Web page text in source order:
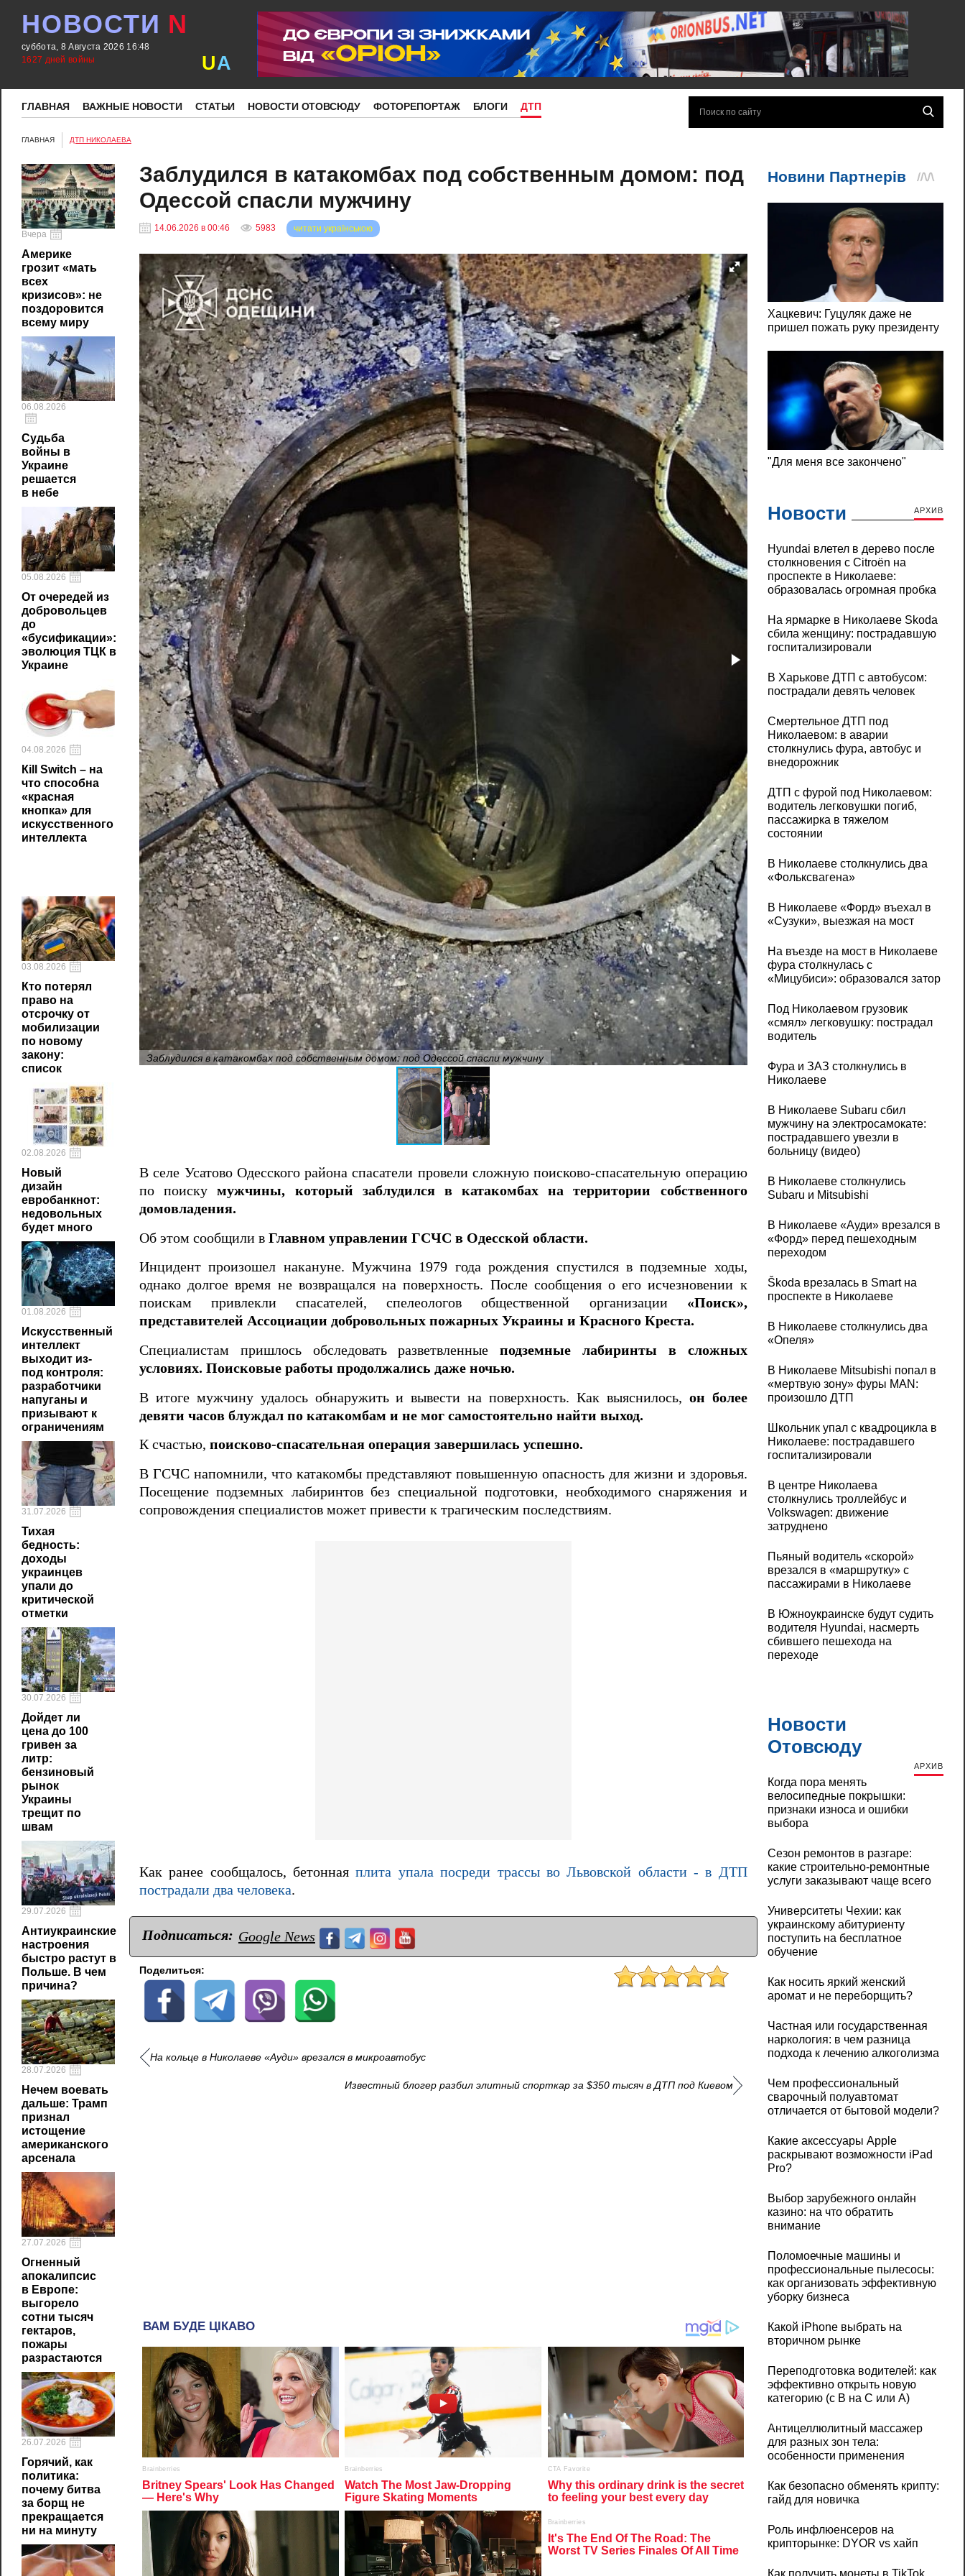
НОВОСТИ N
суббота, 8 Августа 2026 16:48
1627 дней войны
UA
ГЛАВНАЯ ВАЖНЫЕ НОВОСТИ СТАТЬИ НОВОСТИ ОТОВСЮДУ ФОТОРЕПОРТАЖ БЛОГИ ДТП
ГЛАВНАЯ ДТП НИКОЛАЕВА
Вчера
Америке
грозит «мать
всех
кризисов»: не
поздоровится
всему миру
06.08.2026
Судьба
войны в
Украине
решается
в небе
05.08.2026
От очередей из
добровольцев
до
«бусификации»:
эволюция ТЦК в
Украине
04.08.2026
Кill Switch – на
что способна
«красная
кнопка» для
искусственного
интеллекта
03.08.2026
Кто потерял
право на
отсрочку от
мобилизации
по новому
закону:
список
02.08.2026
Новый
дизайн
евробанкнот:
недовольных
будет много
01.08.2026
Искусственный
интеллект
выходит из-
под контроля:
разработчики
напуганы и
призывают к
ограничениям
31.07.2026
Тихая
бедность:
доходы
украинцев
упали до
критической
отметки
30.07.2026
Дойдет ли
цена до 100
гривен за
литр:
бензиновый
рынок
Украины
трещит по
швам
29.07.2026
Антиукраинские
настроения
быстро растут в
Польше. В чем
причина?
28.07.2026
Нечем воевать
дальше: Трамп
признал
истощение
американского
арсенала
27.07.2026
Огненный
апокалипсис
в Европе:
выгорело
сотни тысяч
гектаров,
пожары
разрастаются
26.07.2026
Горячий, как
политика:
почему битва
за борщ не
прекращается
ни на минуту
Заблудился в катакомбах под собственным домом: под
Одессой спасли мужчину
14.06.2026 в 00:46 5983 читати українською
Заблудился в катакомбах под собственным домом: под Одессой спасли мужчину
В селе Усатово Одесского района спасатели провели сложную поисково-спасательную операцию
по поиску мужчины, который заблудился в катакомбах на территории собственного
домовладения.
Об этом сообщили в Главном управлении ГСЧС в Одесской области.
Инцидент произошел накануне. Мужчина 1979 года рождения спустился в подземные ходы,
однако долгое время не возвращался на поверхность. После сообщения о его исчезновении к
поискам привлекли спасателей, спелеологов общественной организации «Поиск»,
представителей Ассоциации добровольных пожарных Украины и Красного Креста.
Специалистам пришлось обследовать разветвленные подземные лабиринты в сложных
условиях. Поисковые работы продолжались даже ночью.
В итоге мужчину удалось обнаружить и вывести на поверхность. Как выяснилось, он более
девяти часов блуждал по катакомбам и не мог самостоятельно найти выход.
К счастью, поисково-спасательная операция завершилась успешно.
В ГСЧС напомнили, что катакомбы представляют повышенную опасность для жизни и здоровья.
Посещение подземных лабиринтов без специальной подготовки, необходимого снаряжения и
сопровождения специалистов может привести к трагическим последствиям.
Как ранее сообщалось, бетоннаяплита упала посреди трассы во Львовской области - в ДТП
пострадали два человека.
Подписаться: Google News
Поделиться:
На кольце в Николаеве «Ауди» врезался в микроавтобус
Известный блогер разбил элитный спорткар за $350 тысяч в ДТП под Киевом
Новости АРХИВ
Hyundai влетел в дерево после
столкновения с Citroën на
проспекте в Николаеве:
образовалась огромная пробка
На ярмарке в Николаеве Skoda
сбила женщину: пострадавшую
госпитализировали
В Харькове ДТП с автобусом:
пострадали девять человек
Смертельное ДТП под
Николаевом: в аварии
столкнулись фура, автобус и
внедорожник
ДТП с фурой под Николаевом:
водитель легковушки погиб,
пассажирка в тяжелом
состоянии
В Николаеве столкнулись два
«Фольксвагена»
В Николаеве «Форд» въехал в
«Сузуки», выезжая на мост
На въезде на мост в Николаеве
фура столкнулась с
«Мицубиси»: образовался затор
Под Николаевом грузовик
«смял» легковушку: пострадал
водитель
Фура и ЗАЗ столкнулись в
Николаеве
В Николаеве Subaru сбил
мужчину на электросамокате:
пострадавшего увезли в
больницу (видео)
В Николаеве столкнулись
Subaru и Mitsubishi
В Николаеве «Ауди» врезался в
«Форд» перед пешеходным
переходом
Škoda врезалась в Smart на
проспекте в Николаеве
В Николаеве столкнулись два
«Опеля»
В Николаеве Mitsubishi попал в
«мертвую зону» фуры MAN:
произошло ДТП
Школьник упал с квадроцикла в
Николаеве: пострадавшего
госпитализировали
В центре Николаева
столкнулись троллейбус и
Volkswagen: движение
затруднено
Пьяный водитель «скорой»
врезался в «маршрутку» с
пассажирами в Николаеве
В Южноукраинске будут судить
водителя Hyundai, насмерть
сбившего пешехода на
переходе
Новости
Отовсюду
АРХИВ
Когда пора менять
велосипедные покрышки:
признаки износа и ошибки
выбора
Сезон ремонтов в разгаре:
какие строительно-ремонтные
услуги заказывают чаще всего
Университеты Чехии: как
украинскому абитуриенту
поступить на бесплатное
обучение
Как носить яркий женский
аромат и не переборщить?
Частная или государственная
наркология: в чем разница
подхода к лечению алкоголизма
Чем профессиональный
сварочный полуавтомат
отличается от бытовой модели?
Какие аксессуары Apple
раскрывают возможности iPad
Pro?
Выбор зарубежного онлайн
казино: на что обратить
внимание
Поломоечные машины и
профессиональные пылесосы:
как организовать эффективную
уборку бизнеса
Какой iPhone выбрать на
вторичном рынке
Переподготовка водителей: как
эффективно открыть новую
категорию (с B на C или А)
Антицеллюлитный массажер
для разных зон тела:
особенности применения
Как безопасно обменять крипту:
гайд для новичка
Роль инфлюенсеров на
крипторынке: DYOR vs хайп